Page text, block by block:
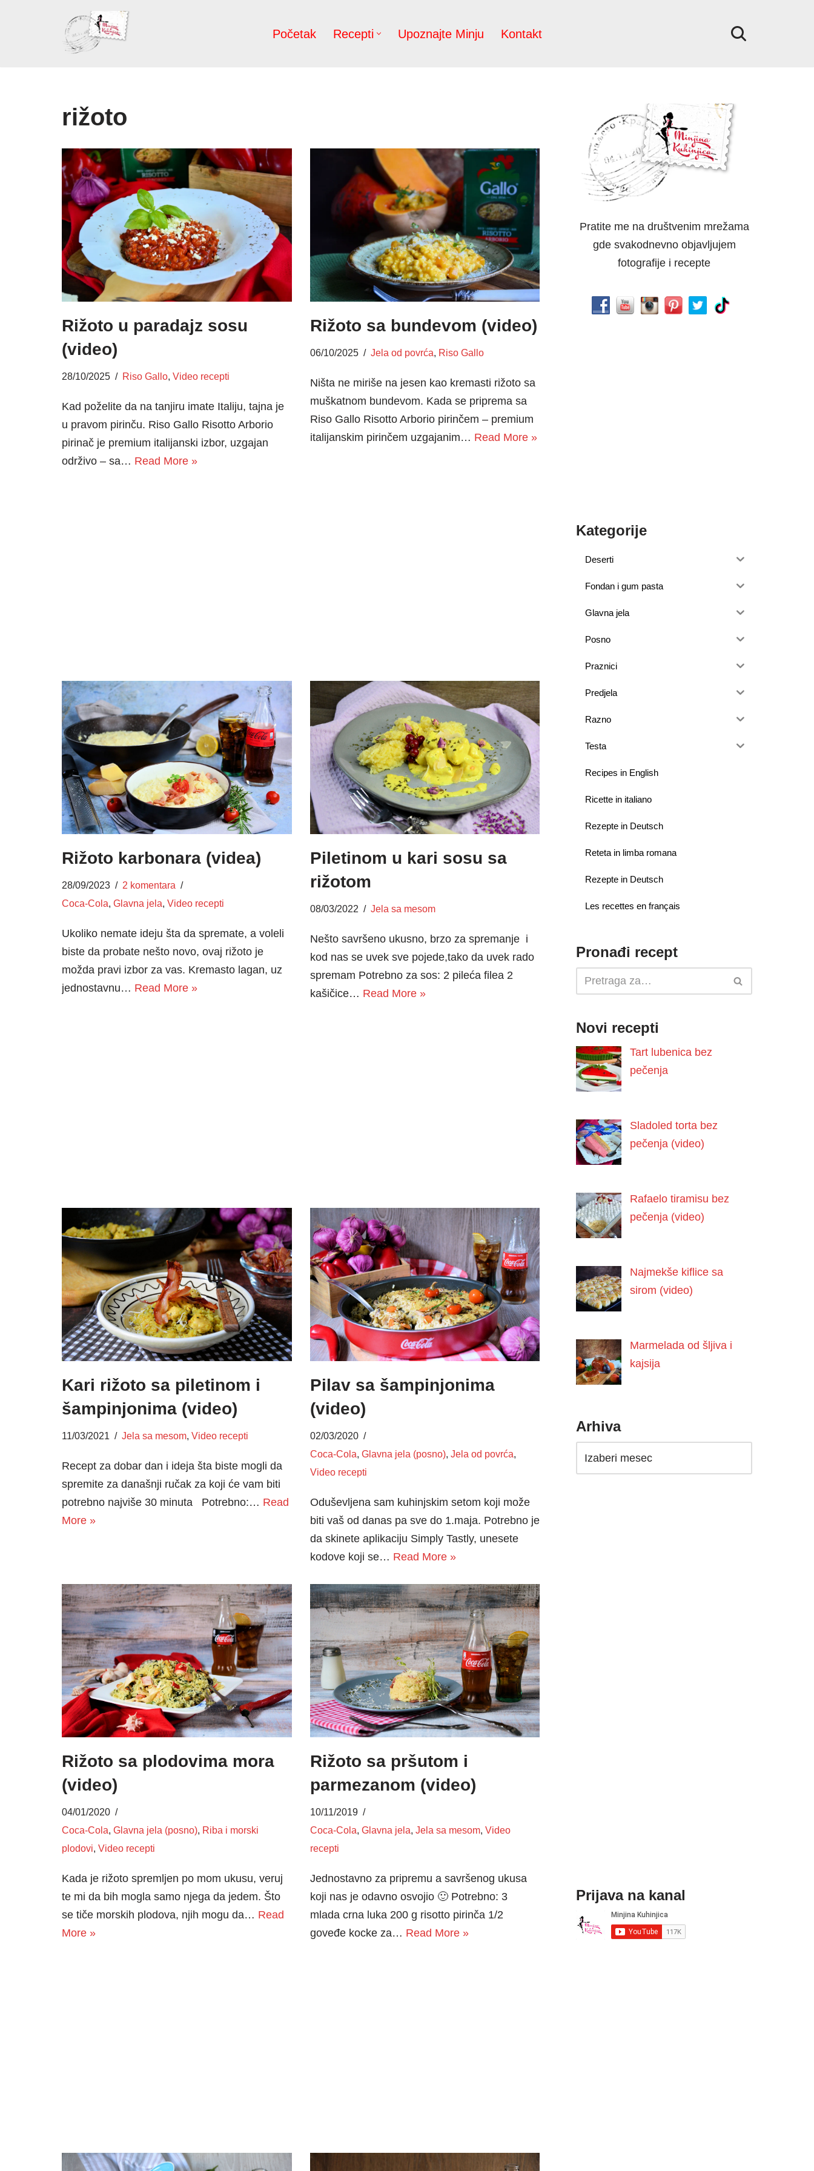
Početak Recepti Upoznajte Minju Kontakt
rižoto
Rižoto u paradajz sosu
(video)
28/10/2025 Riso Gallo, Video recepti
Kad poželite da na tanjiru imate Italiju, tajna je
u pravom pirinču. Riso Gallo Risotto Arborio
pirinač je premium italijanski izbor, uzgajan
održivo – sa… Read More »
Rižoto sa bundevom (video)
06/10/2025 Jela od povrća, Riso Gallo
Ništa ne miriše na jesen kao kremasti rižoto sa
muškatnom bundevom. Kada se priprema sa
Riso Gallo Risotto Arborio pirinčem – premium
italijanskim pirinčem uzgajanim… Read More »
Rižoto karbonara (videa)
28/09/2023
2 komentara
Coca-Cola, Glavna jela, Video recepti
Ukoliko nemate ideju šta da spremate, a voleli
biste da probate nešto novo, ovaj rižoto je
možda pravi izbor za vas. Kremasto lagan, uz
jednostavnu… Read More »
Piletinom u kari sosu sa
rižotom
08/03/2022 Jela sa mesom
Nešto savršeno ukusno, brzo za spremanje i
kod nas se uvek sve pojede,tako da uvek rado
spremam Potrebno za sos: 2 pileća filea 2
kašičice… Read More »
Kari rižoto sa piletinom i
šampinjonima (video)
11/03/2021 Jela sa mesom, Video recepti
Recept za dobar dan i ideja šta biste mogli da
spremite za današnji ručak za koji će vam biti
potrebno najviše 30 minuta Potrebno:… Read
More »
Pilav sa šampinjonima
(video)
02/03/2020
Coca-Cola, Glavna jela (posno), Jela od povrća,
Video recepti
Oduševljena sam kuhinjskim setom koji može
biti vaš od danas pa sve do 1.maja. Potrebno je
da skinete aplikaciju Simply Tastly, unesete
kodove koji se… Read More »
Rižoto sa plodovima mora
(video)
04/01/2020
Coca-Cola, Glavna jela (posno), Riba i morski
plodovi, Video recepti
Kada je rižoto spremljen po mom ukusu, veruj
te mi da bih mogla samo njega da jedem. Što
se tiče morskih plodova, njih mogu da… Read
More »
Rižoto sa pršutom i
parmezanom (video)
10/11/2019
Coca-Cola, Glavna jela, Jela sa mesom, Video
recepti
Jednostavno za pripremu a savršenog ukusa
koji nas je odavno osvojio 🙂 Potrebno: 3
mlada crna luka 200 g risotto pirinča 1/2
goveđe kocke za… Read More »
Pratite me na društvenim mrežama
gde svakodnevno objavljujem
fotografije i recepte
Kategorije
Deserti
Fondan i gum pasta
Glavna jela
Posno
Praznici
Predjela
Razno
Testa
Recipes in English
Ricette in italiano
Rezepte in Deutsch
Reteta in limba romana
Rezepte in Deutsch
Les recettes en français
Pronađi recept
Novi recepti
Tart lubenica bez
pečenja
Sladoled torta bez
pečenja (video)
Rafaelo tiramisu bez
pečenja (video)
Najmekše kiflice sa
sirom (video)
Marmelada od šljiva i
kajsija
Arhiva
Prijava na kanal